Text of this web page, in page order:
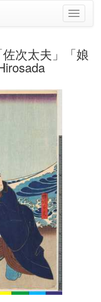
Basculer
la
次太夫」「娘